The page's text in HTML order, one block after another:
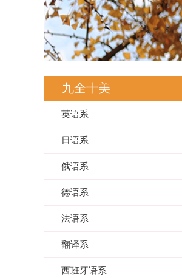
九全十美
英语系
日语系
俄语系
德语系
法语系
翻译系
西班牙语系